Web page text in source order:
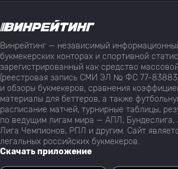
Винрейтинг — независимый
букмекерских конторах и спортивной
зарегистрированный как средство
(реестровая запись СМИ ЭЛ № ФС 77-
и обзоры букмекеров, сравнения
материалы для беттеров, а также
расписание матчей, турнирные таблицы,
по ведущим лигам мира — АПЛ, Бундеслига,
Лига Чемпионов, РПЛ и другим. Сайт
легальных российских букмекеров.
Скачать приложение